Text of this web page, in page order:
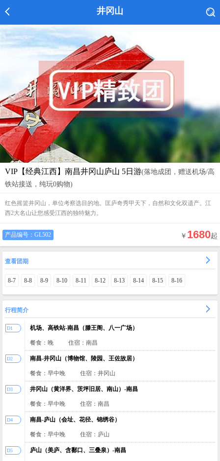
井冈山
VIP【经典江西】南昌井冈山庐山 5日游(落地成团，赠送机场/高
铁站接送，纯玩0购物)
红色摇篮井冈山，单位考察选目的地。匡庐奇秀甲天下，自然和文化双遗产。江
西2大名山让您感受江西的独特魅力。
产品编号： GL502 ￥ 1680起
查看团期
8-7 8-8 8-9 8-10 8-11 8-12 8-13 8-14 8-15 8-16
行程简介
机场、高铁站-南昌（滕王阁、八一广场）
餐食：晚 住宿：南昌
D1
南昌-井冈山（博物馆、陵园、王佐故居）
餐食：早中晚 住宿：井冈山
D2
井冈山（黄洋界、茨坪旧居、南山）-南昌
餐食：早中晚 住宿：南昌
D3
南昌-庐山（会址、花径、锦绣谷）
餐食：早中晚 住宿：庐山
D4
庐山（美庐、含鄱口、三叠泉）-南昌
D5